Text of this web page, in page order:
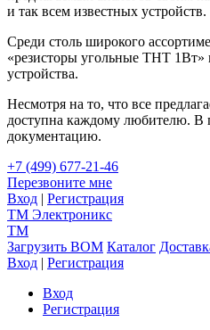
и так всем известных устройств.
Среди столь широкого
«резисторы угольные ТНТ 1Вт»
устройства.
Несмотря на то, что все
доступна каждому любителю. В
документацию.
+7 (499) 677-21-46
Перезвоните мне
Вход | Регистрация
TM Электроникс
TM
Загрузить BOM Каталог
Вход | Регистрация
Вход
Регистрация